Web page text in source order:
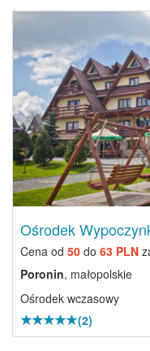
Ośrodek
Cena od 50 do 63 PLN
Poronin, małopolskie
Ośrodek wczasowy
(2)